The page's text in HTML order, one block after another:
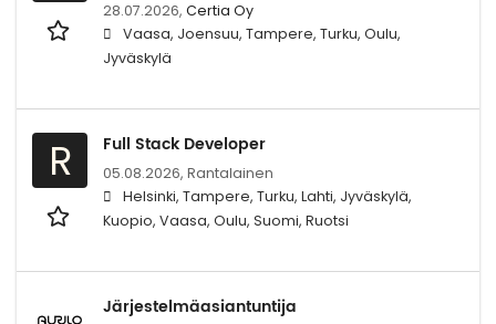
28.07.2026, Certia Oy
Vaasa, Joensuu, Tampere, Turku, Oulu,
Jyväskylä
R Full Stack Developer
05.08.2026, Rantalainen
Helsinki, Tampere, Turku, Lahti, Jyväskylä,
Kuopio, Vaasa, Oulu, Suomi, Ruotsi
Järjestelmäasiantuntija